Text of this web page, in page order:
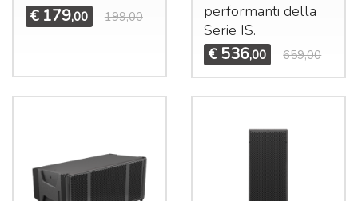
€ 179,00 199,00
performanti della
Serie IS.
€ 536,00 659,00